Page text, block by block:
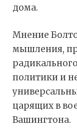
дома.
Мнение
мышления,
политики и
царящих в
Вашингтона.